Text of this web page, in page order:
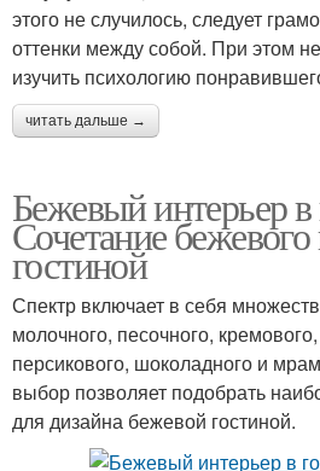
этого не случилось, следует
оттенки между собой. При этом
изучить психологию
читать дальше →
Бежевый интерьер в
Сочетание бежевого
гостиной
Спектр включает в себя
молочного, песочного,
персикового, шоколадного и
выбор позволяет подобрать
для дизайна бежевой гостиной.